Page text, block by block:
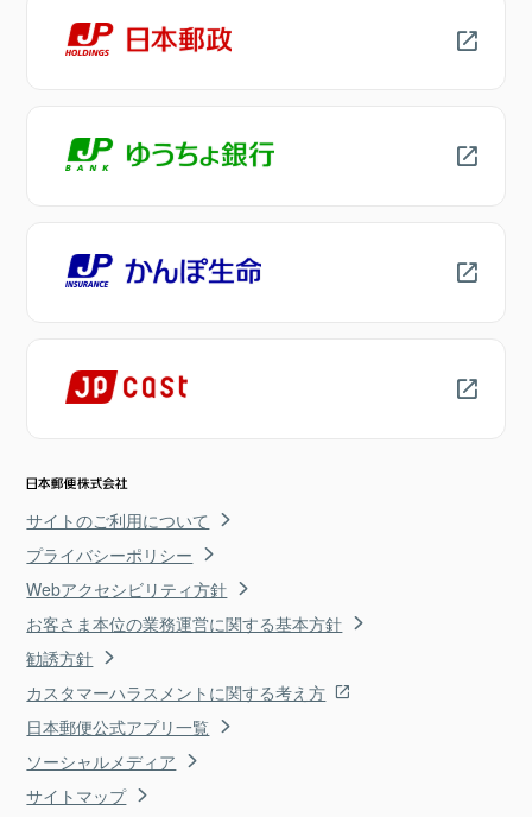
サイトのご利用について
プライバシーポリシー
Webアクセシビリティ方針
お客さま本位の業務運営に関する基本方針
勧誘方針
カスタマーハラスメントに関する考え方
日本郵便公式アプリ一覧
ソーシャルメディア
サイトマップ